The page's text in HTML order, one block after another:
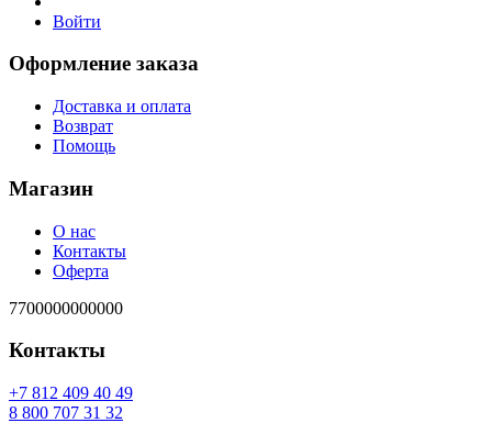
Войти
Оформление заказа
Доставка и оплата
Возврат
Помощь
Магазин
О нас
Контакты
Оферта
7700000000000
Контакты
94 04 904 218 7+
23 13 707 008 8